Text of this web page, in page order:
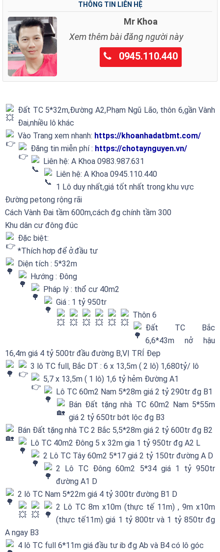
THÔNG TIN LIÊN HỆ
Mr Khoa
Xem thêm bài đăng người này
0945.110.440
Đất TC 5*32m,Đường A2,Phạm Ngũ Lão, thôn 6,gần Vành
Đai,nhiều lô khác
Vào Trang xem nhanh: https://khoanhadatbmt.com/
Đăng tin miễn phí : https://chotaynguyen.vn/
Liên hệ: A Khoa 0983.987.631
Liên hệ: A Khoa 0945.110.440
1 Lô duy nhất,giá tốt nhất trong khu vực
Đường petong rộng rãi
Cách Vành Đai tầm 600m,cách đg chính tầm 300
Khu dân cư đông đúc
Đặc biệt:
*Thích hơp để ở.đầu tư
Diện tích : 5*32m
Hướng : Đông
Pháp lý : thổ cư 40m2
Giá : 1 tỷ 950tr
Thôn 6
Đất TC Bắc
6,6*43m nở hậu
16,4m giá 4 tỷ 500tr đầu đường B,VỊ TRÍ Đẹp
3 lô TC full, Bắc DT : 6 x 13,5m ( 2 lô) 1,680tỷ/ lô
5,7 x 13,5m ( 1 lô) 1,6 tỷ hẻm Đường A1
Lô TC 60m2 Nam 5*28m giá 2 tỷ 290tr đg B1
Bán Đất tặng nhà TC 60m2 Nam 5*55m
giá 2 tỷ 650tr bớt lộc đg B3
Bán Đất tặng nhà TC 2 Bắc 5,5*28m giá 2 tỷ 600tr đg B2
Lô TC 40m2 Đông 5 x 32m gia 1 tỷ 950tr đg A2 L
2 Lô TC Tây 60m2 5*17 giá 2 tỷ 150tr đường A D
2 Lô TC Đông 60m2 5*34 giá 1 tỷ 950tr
đường A1 D
2 lô TC Nam 5*22m giá 4 tỷ 300tr đường B1 D
2 Lô TC 8m x10m (thực tế 11m) , 9m x10m
(thực tế11m) giá 1 tỷ 800tr và 1 tỷ 850tr đg
A ngay B3
4 lô TC full 6*11m giá đầu tư ib đg Ab và B4 có lô góc